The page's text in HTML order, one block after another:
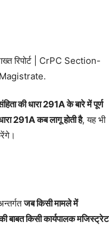
की धारा 291A के बारे में पूर्ण
291A कब लागू होती है, यह भी
जब किसी मामले में
बाबत किसी कार्यपालक मजिस्ट्रेट